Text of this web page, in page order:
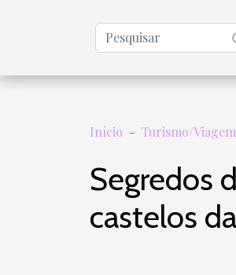
Início Turismo/Viagem
Segredos
castelos